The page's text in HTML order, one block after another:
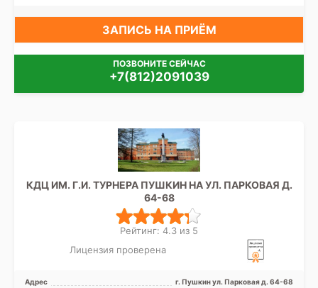
ЗАПИСЬ НА ПРИЁМ
ПОЗВОНИТЕ СЕЙЧАС
+7(812)2091039
КДЦ ИМ. Г.И. ТУРНЕРА ПУШКИН НА УЛ. ПАРКОВАЯ Д.
64-68
Рейтинг: 4.3 из 5
Лицензия проверена
Адрес
г. Пушкин ул. Парковая д. 64-68